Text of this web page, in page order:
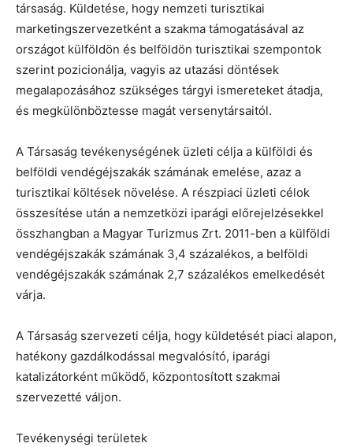
társaság. Küldetése, hogy nemzeti turisztikai
marketingszervezetként a szakma támogatásával az
országot külföldön és belföldön turisztikai szempontok
szerint pozicionálja, vagyis az utazási döntések
megalapozásához szükséges tárgyi ismereteket átadja,
és megkülönböztesse magát versenytársaitól.
A Társaság tevékenységének üzleti célja a külföldi és
belföldi vendégéjszakák számának emelése, azaz a
turisztikai költések növelése. A részpiaci üzleti célok
összesítése után a nemzetközi iparági előrejelzésekkel
összhangban a Magyar Turizmus Zrt. 2011-ben a külföldi
vendégéjszakák számának 3,4 százalékos, a belföldi
vendégéjszakák számának 2,7 százalékos emelkedését
várja.
A Társaság szervezeti célja, hogy küldetését piaci alapon,
hatékony gazdálkodással megvalósító, iparági
katalizátorként működő, központosított szakmai
szervezetté váljon.
Tevékenységi területek